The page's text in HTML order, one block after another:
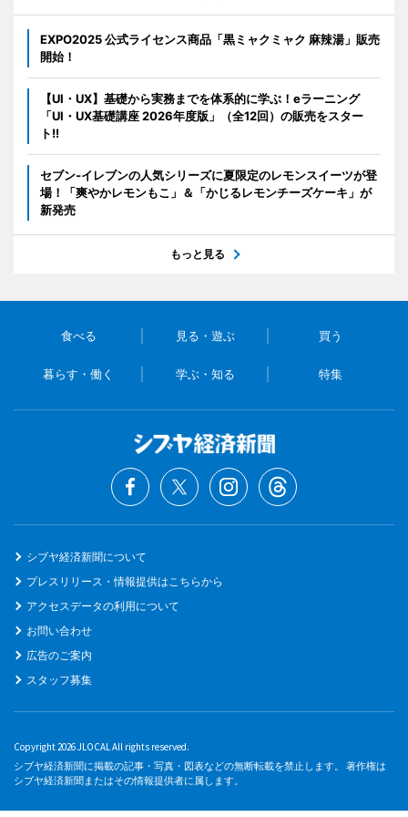
EXPO2025 公式ライセンス商品「黒ミャクミャク 麻辣湯」販売
開始！
【UI・UX】基礎から実務までを体系的に学ぶ！eラーニング
「UI・UX基礎講座 2026年度版」（全12回）の販売をスター
ト!!
セブン‐イレブンの人気シリーズに夏限定のレモンスイーツが登
場！「爽やかレモンもこ」＆「かじるレモンチーズケーキ」が
新発売
もっと見る
食べる 見る・遊ぶ 買う
暮らす・働く 学ぶ・知る 特集
シブヤ経済新聞について
プレスリリース・情報提供はこちらから
アクセスデータの利用について
お問い合わせ
広告のご案内
スタッフ募集
Copyright 2026 JLOCAL All rights reserved.
シブヤ経済新聞に掲載の記事・写真・図表などの無断転載を禁止します。 著作権は
シブヤ経済新聞またはその情報提供者に属します。